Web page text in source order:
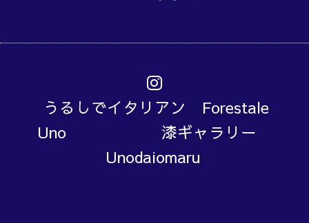
うるしでイタリアン Forestale
Uno 漆ギャラリー
Unodaiomaru